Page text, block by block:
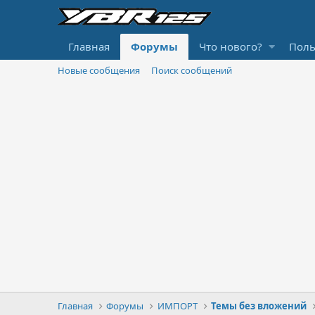
Главная Форумы Что нового?
Новые сообщения Поиск сообщений
Главная Форумы ИМПОРТ Темы без вложений